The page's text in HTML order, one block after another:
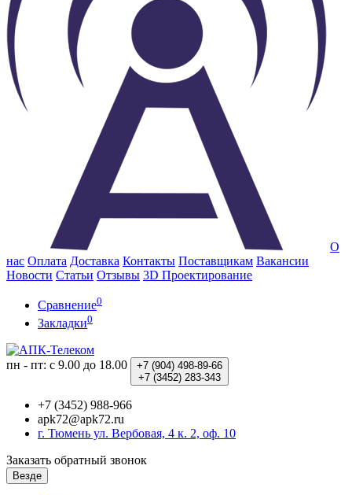
О
нас Оплата Доставка Контакты Поставщикам Вакансии
Новости Статьи Отзывы 3D Проектирование
Сравнение0
Закладки0
пн - пт: с 9.00 до 18.00 +7 (904) 498-89-66
+7 (3452) 283-343
+7 (3452) 988-966
apk72@apk72.ru
г. Тюмень ул. Вербовая, 4 к. 2, оф. 10
Заказать обратный звонок
Везде